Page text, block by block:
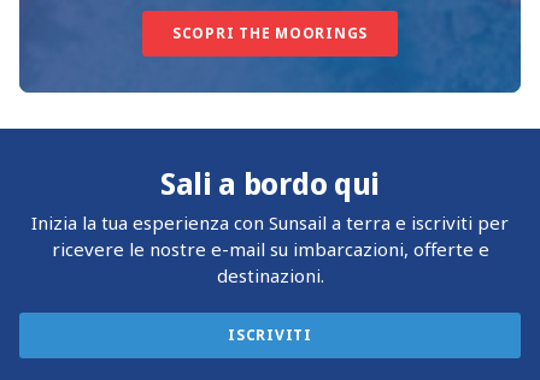
SCOPRI THE MOORINGS
Sali a bordo qui
Inizia la tua esperienza con Sunsail a terra e iscriviti per
ricevere le nostre e-mail su imbarcazioni, offerte e
destinazioni.
ISCRIVITI